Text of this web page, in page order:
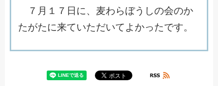
７ 月 １ ７ 日 に、 麦わらぼう しの会のか
たがたに来ていただいて よ かったです。